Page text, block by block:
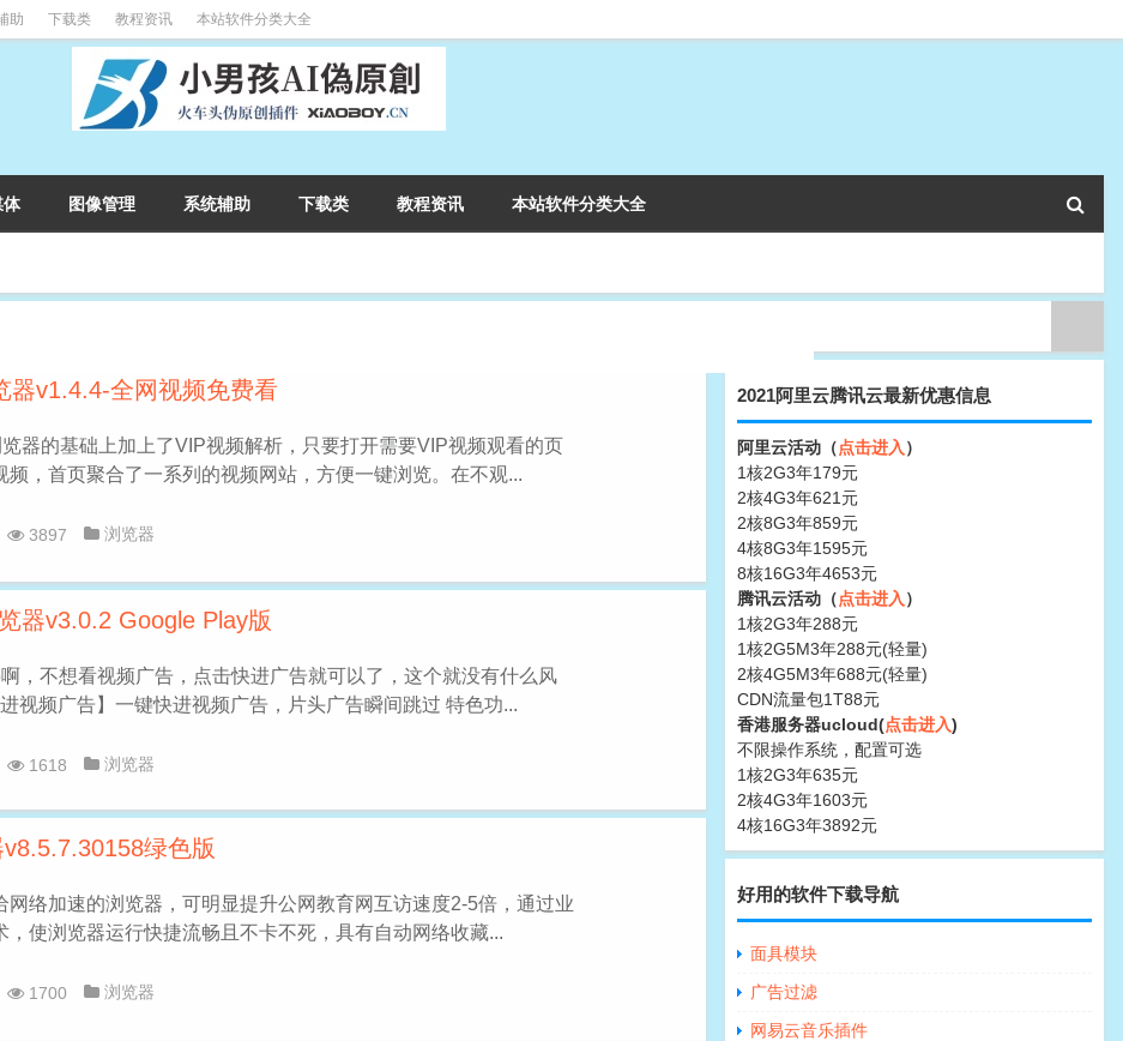
助 下载类 教程资讯 本站软件分类大全
体 图像管理 系统辅助 下载类 教程资讯 本站软件分类大全
器v1.4.4-全网视频免费看
器的基础上加上了VIP视频解析，只要打开需要VIP视频观看的页
频，首页聚合了一系列的视频网站，方便一键浏览。在不观...
3897 浏览器
器v3.0.2 Google Play版
，不想看视频广告，点击快进广告就可以了，这个就没有什么风
视频广告】一键快进视频广告，片头广告瞬间跳过 特色功...
1618 浏览器
绿色版
网络加速的浏览器，可明显提升公网教育网互访速度2-5倍，通过业
，使浏览器运行快捷流畅且不卡不死，具有自动网络收藏...
1700 浏览器
2021阿里云腾讯云最新优惠信息
阿里云活动（点击进入 ）
1核2G3年179元
2核4G3年621元
2核8G3年859元
4核8G3年1595元
8核16G3年4653元
腾讯云活动（点击进入 ）
1核2G3年288元
1核2G5M3年288元(轻量)
2核4G5M3年688元(轻量)
CDN流量包1T88元
香港服务器ucloud(点击进入)
不限操作系统，配置可选
1核2G3年635元
2核4G3年1603元
4核16G3年3892元
好用的软件下载导航
面具模块
广告过滤
网易云音乐插件